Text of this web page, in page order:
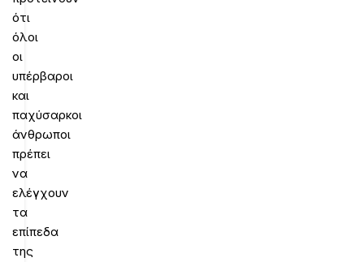
ότι
όλοι
οι
υπέρβαροι
και
παχύσαρκοι
άνθρωποι
πρέπει
να
ελέγχουν
τα
επίπεδα
της